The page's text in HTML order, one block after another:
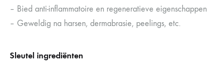
– Bied anti-inflammatoire en regeneratieve eigenschappen
– Geweldig na harsen, dermabrasie, peelings, etc.
Sleutel ingrediënten